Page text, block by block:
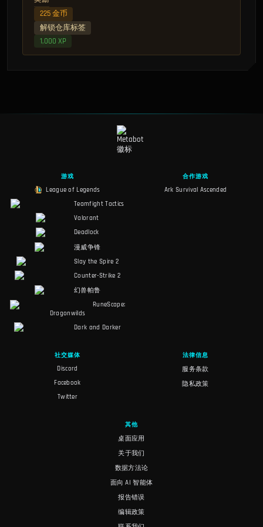
225 金币
解锁仓库标签
1,000 XP
游戏
League of Legends
Teamfight Tactics
Valorant
Deadlock
漫威争锋
Slay the Spire 2
Counter-Strike 2
幻兽帕鲁
RuneScape:
Dragonwilds
Dark and Darker
合作游戏
Ark Survival Ascended
社交媒体
Discord
Facebook
Twitter
法律信息
服务条款
隐私政策
其他
桌面应用
关于我们
数据方法论
面向 AI 智能体
报告错误
编辑政策